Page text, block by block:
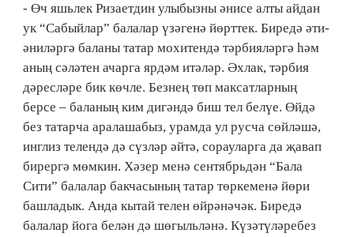
- Өч яшьлек Ризаетдин улыбызны әнисе алты айдан
ук “Сабыйлар” балалар үзәгенә йөрттек. Биредә әти-
әниләргә баланы татар мохитендә тәрбияләргә һәм
аның сәләтен ачарга ярдәм итәләр. Әхлак, тәрбия
дәресләре бик көчле. Безнең төп максатларның
берсе – баланың ким дигәндә биш тел белүе. Өйдә
без татарча аралашабыз, урамда ул русча сөйләшә,
инглиз телендә дә сүзләр әйтә, сорауларга да җавап
бирергә мөмкин. Хәзер менә сентябрьдән “Бала
Сити” балалар бакчасының татар төркеменә йөри
башладык. Анда кытай телен өйрәнәчәк. Биредә
балалар йога белән дә шөгыльләнә. Күзәтүләребез